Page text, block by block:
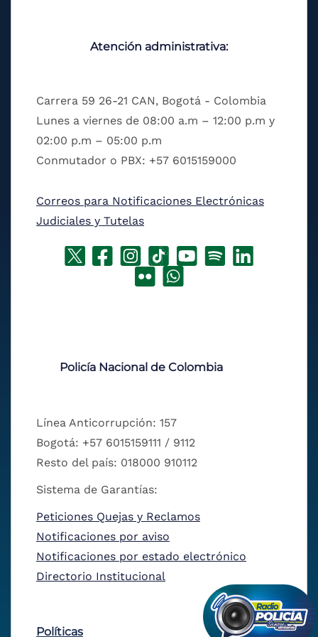
Atención administrativa:
Carrera 59 26-21 CAN, Bogotá - Colombia
Lunes a viernes de 08:00 a.m – 12:00 p.m y
02:00 p.m – 05:00 p.m
Conmutador o PBX: +57 6015159000
Correos para Notificaciones Electrónicas
Judiciales y Tutelas
Policía Nacional de Colombia
Línea Anticorrupción: 157
Bogotá: +57 6015159111 / 9112
Resto del país: 018000 910112
Sistema de Garantías:
Peticiones Quejas y Reclamos
Notificaciones por aviso
Notificaciones por estado electrónico
Directorio Institucional
Políticas